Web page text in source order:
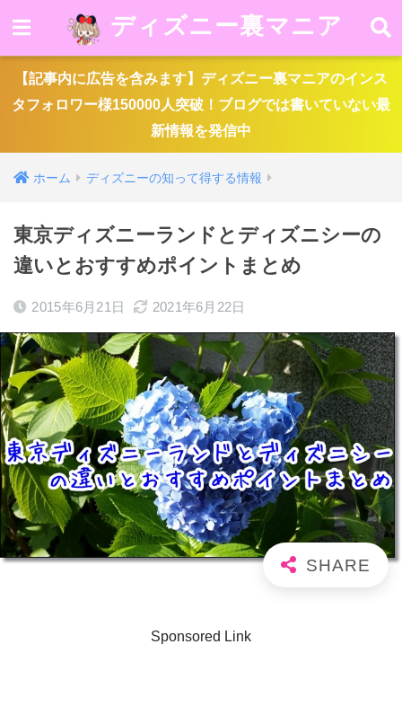
ディズニー裏マニア
【記事内に広告を含みます】ディズニー裏マニアのインス
タフォロワー様150000人突破！ブログでは書いていない最
新情報を発信中
ホーム ディズニーの知って得する情報
東京ディズニーランドとディズニシーの
違いとおすすめポイントまとめ
2015年6月21日 2021年6月22日
Sponsored Link